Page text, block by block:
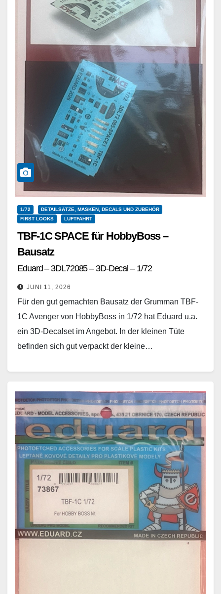
1/72
DETAILSÄTZE, MASKEN, DECALS UND ZUBEHÖR
FIRST LOOKS
LUFTFAHRT
TBF-1C SPACE für HobbyBoss –
Bausatz
Eduard – 3DL72085 – 3D-Decal – 1/72
JUNI 11, 2026
Für den gut gemachten Bausatz der Grumman TBF-
1C Avenger von HobbyBoss in 1/72 hat Eduard u.a.
ein 3D-Decalset im Angebot. In der kleinen Tüte
befinden sich gut verpackt der kleine…